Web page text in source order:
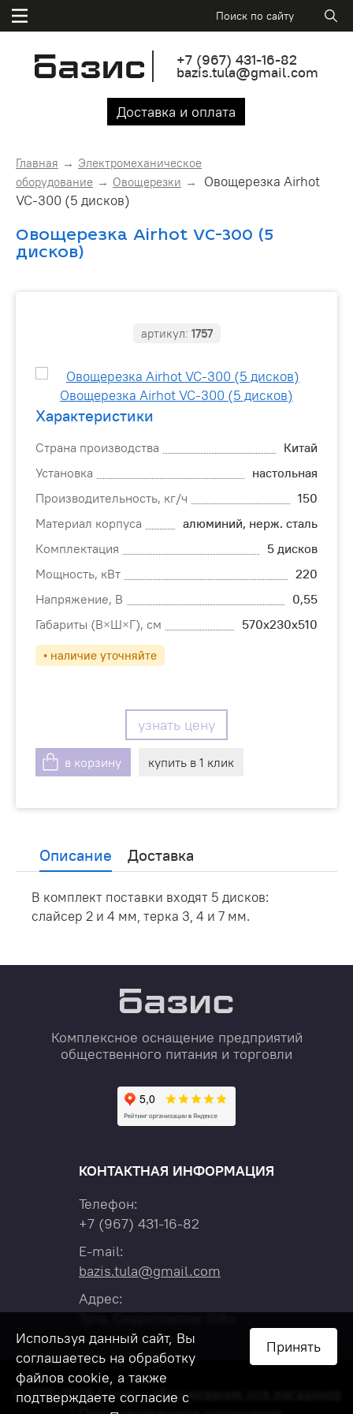
+7 (967) 431-16-82
bazis.tula@gmail.com
Доставка и оплата
Главная
Электромеханическое
оборудование
Овощерезки
Овощерезка Airhot
VC-300 (5 дисков)
Овощерезка Airhot VC-300 (5
дисков)
артикул: 1757
Характеристики
Страна производства
Китай
Установка
настольная
Производительность, кг/ч
150
Материал корпуса
алюминий, нерж. сталь
Комплектация
5 дисков
Мощность, кВт
220
Напряжение, В
0,55
Габариты (В×Ш×Г), см
570х230х510
• наличие уточняйте
узнать цену
в корзину купить в 1 клик
Описание Доставка
В комплект поставки входят 5 дисков:
слайсер 2 и 4 мм, терка 3, 4 и 7 мм.
Комплексное оснащение предприятий
общественного питания и торговли
КОНТАКТНАЯ ИНФОРМАЦИЯ
Телефон:
+7 (967) 431-16-82
E-mail:
bazis.tula@gmail.com
Адрес:
Тула, Скуратовская 108а
© 2015-2026 Базис –оборудование для магазинов
Используя данный сайт, Вы
соглашаетесь на обработку
файлов cookie, а также
подтверждаете согласие с
Принять